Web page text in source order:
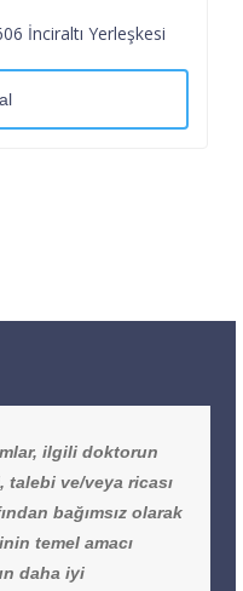
İnciraltı Yerleşkesi
ilgili doktorun
talebi ve/veya ricası
bağımsız olarak
temel amacı
daha iyi